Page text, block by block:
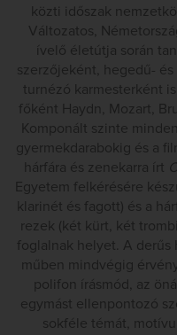
közti időszak
Változatos,
ívelő életútja során
szerzőjeként, hegedű-
turnézó karmesterként
főként Haydn, Mozart,
Komponált szinte
gyermekdarabokig és a
hárfára és zenekarra írt
Egyetem felkérésére
klarinét és fagott) és a
rezek (két kürt, két
foglalnak helyet. A derűs
műben mindvégig
polifon írásmód, az
egymást ellenpontozó
sokféle témát,